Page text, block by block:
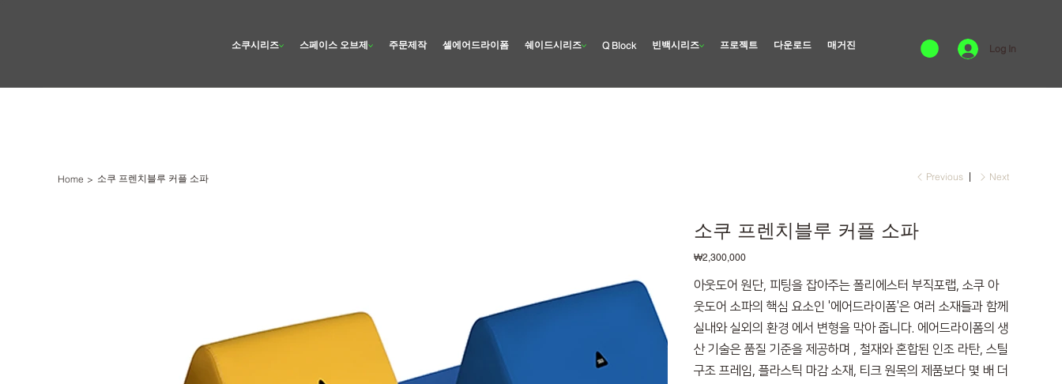
Log In
소쿠시리즈 스페이스 오브제 주문제작 셀에어드라이폼 쉐이드시리즈 Q Block 빈백시리즈 프로젝트 다운로드 매거진
Home > 소쿠 프렌치블루 커플 소파 Previous Next
소쿠 프렌치블루 커플 소파
Price
₩2,300,000
아웃도어 원단, 피팅을 잡아주는 폴리에스터 부직포랩, 소쿠 아
웃도어 소파의 핵심 요소인 '에어드라이폼'은 여러 소재들과 함께
실내와 실외의 환경 에서 변형을 막아 줍니다. 에어드라이폼의 생
산 기술은 품질 기준을 제공하며 , 철재와 혼합된 인조 라탄, 스틸
구조 프레임, 플라스틱 마감 소재, 티크 원목의 제품보다 몇 배 더